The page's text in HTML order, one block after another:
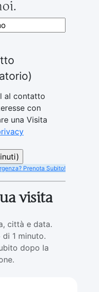
al contatto
con
una Visita
Prenota Subito!
visita
città e data.
1 minuto.
dopo la